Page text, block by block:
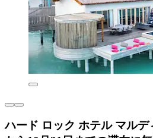
ハード ロック ホテル マルデ